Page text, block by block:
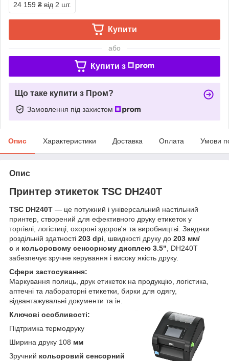
24 159 ₴ від 2 шт.
Купити
або
Купити з
Що таке купити з Пром?
Замовлення під захистом
Опис Характеристики Доставка Оплата Умови
Опис
Принтер этикеток TSC DH240T
TSC DH240T — це потужний і універсальний настільний
принтер, створений для ефективного друку етикеток у
торгівлі, логістиці, охороні здоров'я та виробництві. Завдяки
роздільній здатності 203 dpi, швидкості друку до 203 мм/
с и кольоровому сенсорному дисплею 3.5", DH240T
забезпечує зручне керування і високу якість друку.
Сфери застосування:
Маркування полиць, друк етикеток на продукцію, логістика,
аптечні та лабораторні етикетки, бирки для одягу,
відвантажувальні документи та ін.
Ключові особливості:
Підтримка термодруку
Ширина друку 108 мм
Зручний кольоровий сенсорний